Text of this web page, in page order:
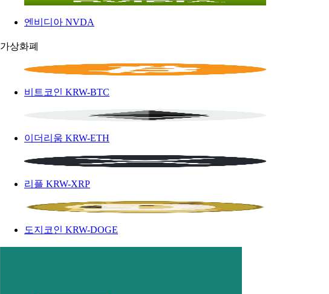
엔비디아 NVDA
가상화폐
비트코인 KRW-BTC
이더리움 KRW-ETH
리플 KRW-XRP
도지코인 KRW-DOGE